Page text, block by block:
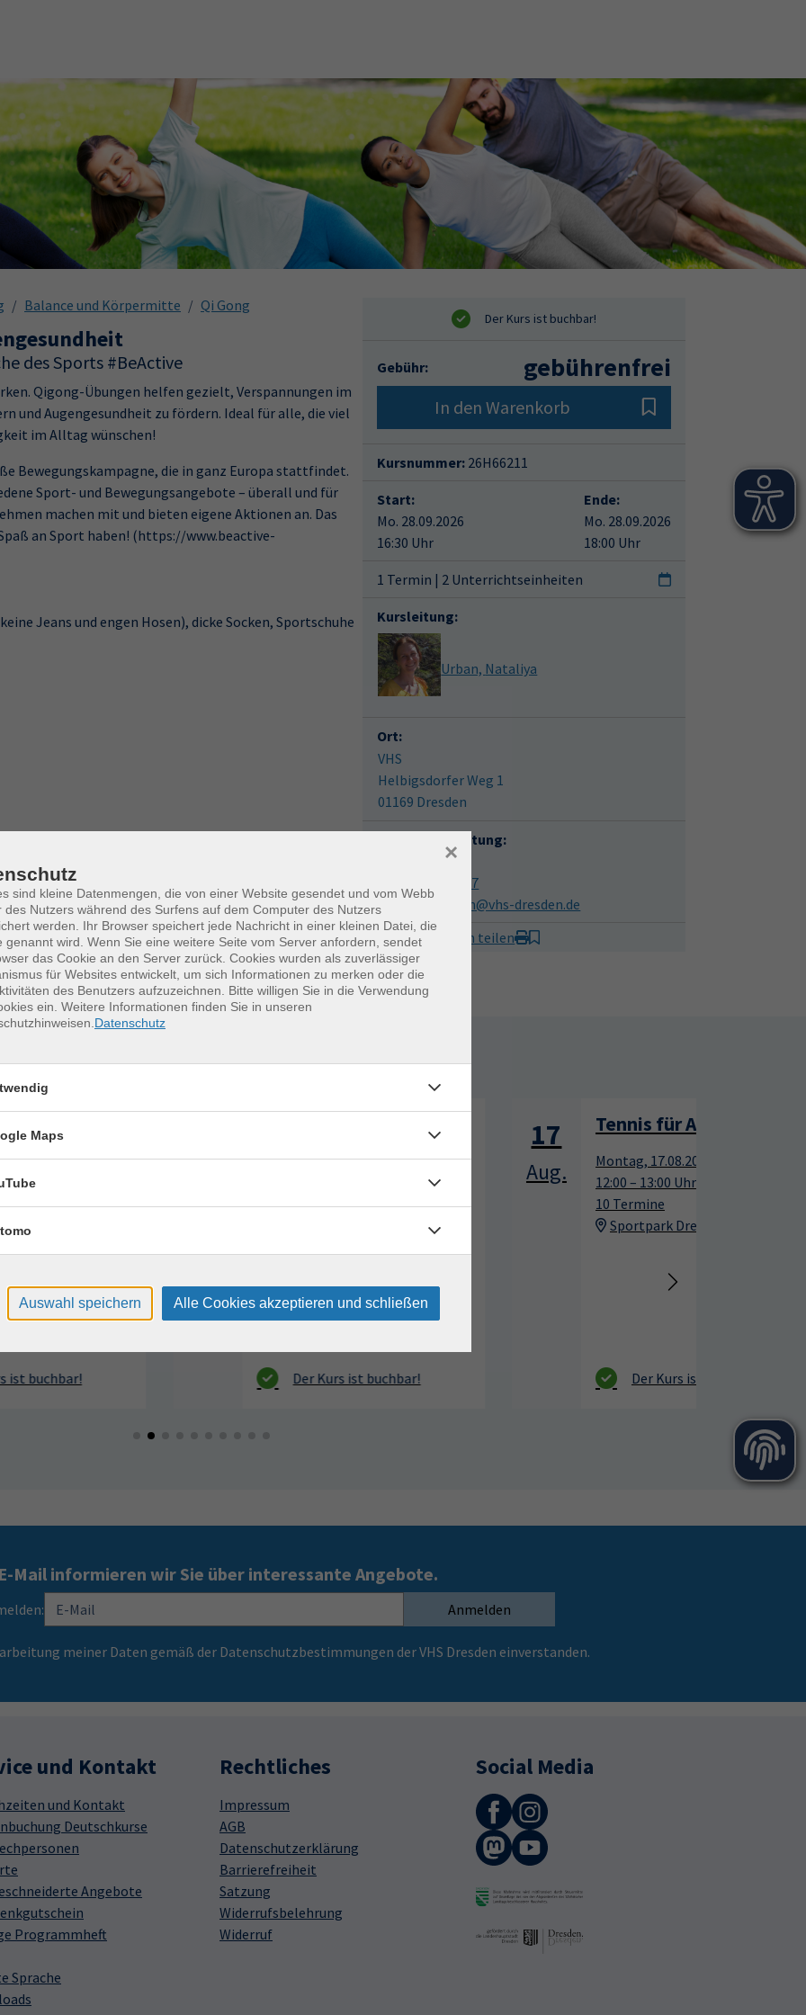
Balance und Körpermitte Qi Gong
des Sports #BeActive
Qigong-Übungen helfen gezielt, Verspannungen im
und Augengesundheit zu fördern. Ideal für alle, die viel
im Alltag wünschen!
Bewegungskampagne, die in ganz Europa stattfindet.
Sport- und Bewegungsangebote – überall und für
machen mit und bieten eigene Aktionen an. Das
an Sport haben! (https://www.beactive-
Jeans und engen Hosen), dicke Socken, Sportschuhe
Gebühr: gebührenfrei
In den Warenkorb
Kursnummer: 26H66211
Start:
Mo. 28.09.2026
16:30 Uhr
Ende:
Mo. 28.09.2026
18:00 Uhr
1 Termin | 2 Unterrichtseinheiten
Kursleitung:
Urban, Nataliya
Ort:
VHS
Helbigsdorfer Weg 1
01169 Dresden
Fachliche Beratung:
Julia Schumm
0351-2544057
julia.schumm@vhs-dresden.de
Mit Freunden teilen
für unvergessliche Sommertage
Montag, 17.08.2026,
1 Termin
17 Tennis für Anfänger
Montag, 17.08.2026,
12:00 – 13:00 Uhr
10 Termine
Sportpark Dresden, Südhöhe 28
Mail informieren wir Sie über interessante Angebote.
Anmelden
meiner Daten gemäß der Datenschutzbestimmungen der VHS Dresden einverstanden.
und Kontakt
und Kontakt
Deutschkurse
Angebote
Programmheft
Sprache
Rechtliches
Impressum
AGB
Datenschutzerklärung
Barrierefreiheit
Satzung
Widerrufsbelehrung
Widerruf
Social Media
sind kleine Datenmengen, die von einer Website gesendet und vom Webb
des Nutzers während des Surfens auf dem Computer des Nutzers
werden. Ihr Browser speichert jede Nachricht in einer kleinen Datei, die
genannt wird. Wenn Sie eine weitere Seite vom Server anfordern, sendet
das Cookie an den Server zurück. Cookies wurden als zuverlässiger
für Websites entwickelt, um sich Informationen zu merken oder die
des Benutzers aufzuzeichnen. Bitte willigen Sie in die Verwendung
ein. Weitere Informationen finden Sie in unseren
Datenschutz
×
Maps
Auswahl speichern Alle Cookies akzeptieren und schließen